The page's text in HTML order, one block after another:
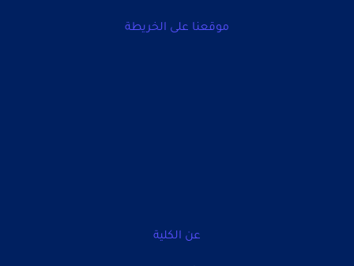
موقعنا على الخريطة
عن الكلية